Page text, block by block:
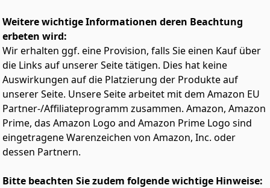
Weitere wichtige Informationen deren Beachtung
erbeten wird:
Wir erhalten ggf. eine Provision, falls Sie einen Kauf über
die Links auf unserer Seite tätigen. Dies hat keine
Auswirkungen auf die Platzierung der Produkte auf
unserer Seite. Unsere Seite arbeitet mit dem Amazon EU
Partner-/Affiliateprogramm zusammen. Amazon, Amazon
Prime, das Amazon Logo and Amazon Prime Logo sind
eingetragene Warenzeichen von Amazon, Inc. oder
dessen Partnern.
Bitte beachten Sie zudem folgende wichtige Hinweise: